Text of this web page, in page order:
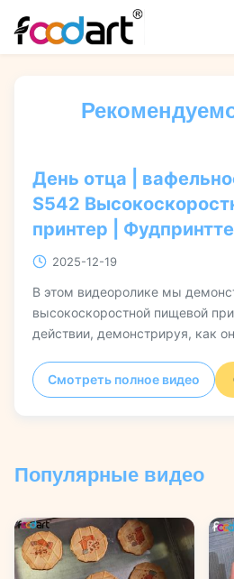
День отца |
S542
принтер |
2025-12-19
В этом видеоролике мы
высокоскоростной пищевой
действии, демонстрируя, как
вафельном печенье и других
практическое описание его
производственных линий.
Смотреть полное видео
Популярные видео